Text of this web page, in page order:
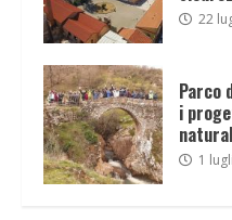
22
Parco
i
1